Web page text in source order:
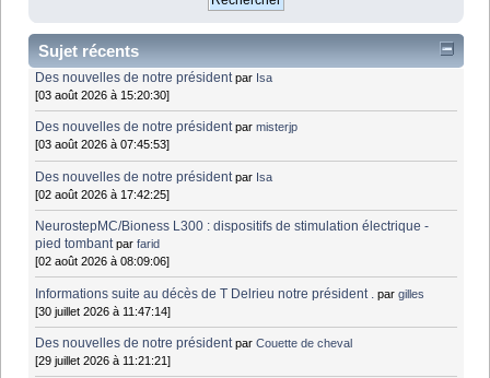
Sujet récents
Des nouvelles de notre président par Isa
[03 août 2026 à 15:20:30]
Des nouvelles de notre président parmisterjp
[03 août 2026 à 07:45:53]
Des nouvelles de notre président par Isa
[02 août 2026 à 17:42:25]
NeurostepMC/Bioness L300 : dispositifs de stimulation électrique -
pied tombant parfarid
[02 août 2026 à 08:09:06]
Informations suite au décès de T Delrieu notre président . pargilles
[30 juillet 2026 à 11:47:14]
Des nouvelles de notre président parCouette de cheval
[29 juillet 2026 à 11:21:21]